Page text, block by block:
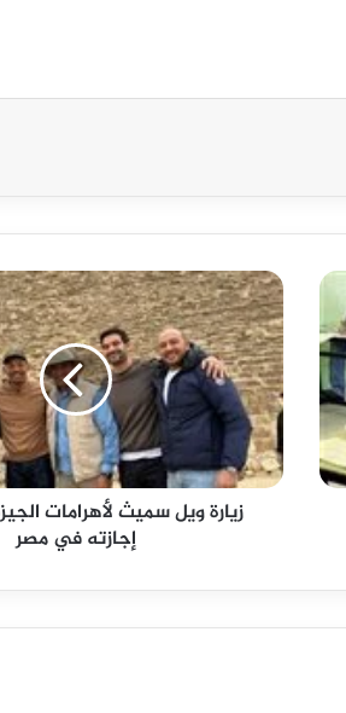
زيارة
ويل
سميث
لأهرامات
الجيزة
خلال
فترة
إجازته
في
زيارة ويل سميث لأهرامات
إجازته في مصر